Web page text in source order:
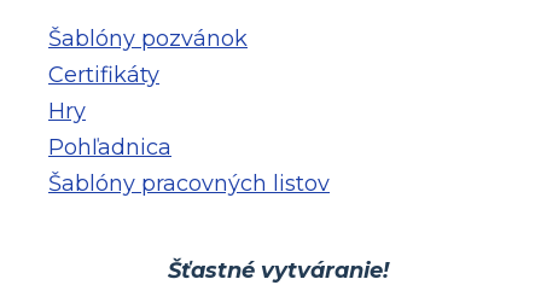
Šablóny pozvánok
Certifikáty
Hry
Pohľadnica
Šablóny pracovných listov
Šťastné vytváranie!